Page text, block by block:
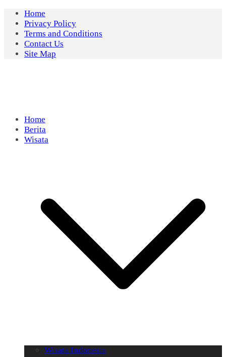
Skip
content
Home
Privacy Policy
Terms and Conditions
Contact Us
Site Map
Home
Berita
Wisata
Wisata Indonesia